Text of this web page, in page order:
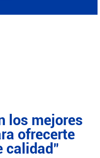
los mejores
ofrecerte
calidad"